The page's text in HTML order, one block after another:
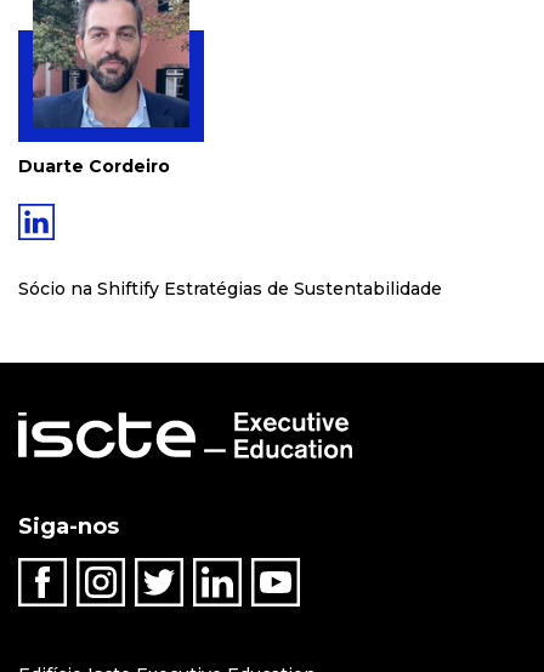
Duarte Cordeiro
Sócio na Shiftify Estratégias de Sustentabilidade
Siga-nos